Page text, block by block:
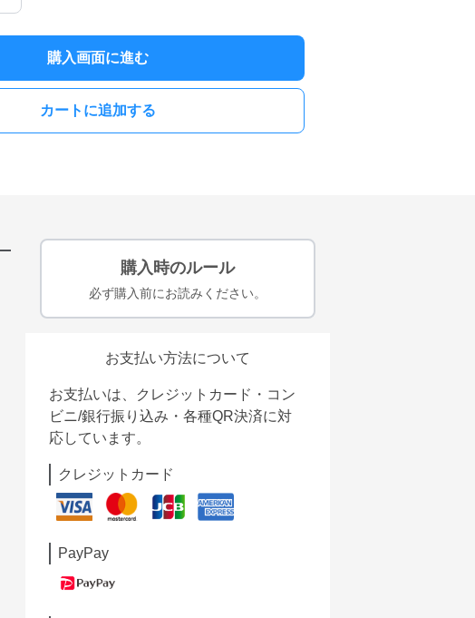
購入画面に進む
カートに追加する
購入時のルール
必ず購入前にお読みください。
お支払い方法について
お支払いは、クレジットカード・コン
ビニ/銀行振り込み・各種QR決済に対
応しています。
クレジットカード
PayPay